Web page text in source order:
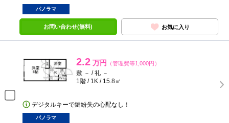
パノラマ
お問い合わせ(無料) お気に入り
2.2 万円 （管理費等1,000円）
敷 － / 礼 －
1階 / 1K / 15.8㎡
デジタルキーで鍵紛失の心配なし！
パノラマ